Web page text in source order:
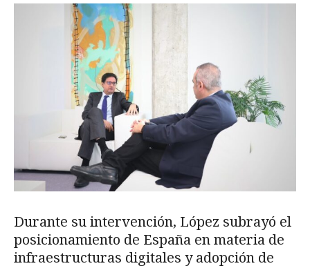
Durante su intervención, López subrayó el
posicionamiento de España en materia de
infraestructuras digitales y adopción de